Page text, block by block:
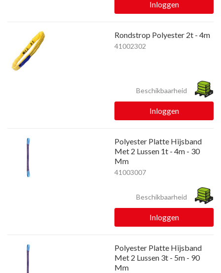
Inloggen
Rondstrop Polyester 2t - 4m
41002302
Beschikbaarheid
Inloggen
Polyester Platte Hijsband
Met 2 Lussen 1t - 4m - 30
Mm
41003007
Beschikbaarheid
Inloggen
Polyester Platte Hijsband
Met 2 Lussen 3t - 5m - 90
Mm